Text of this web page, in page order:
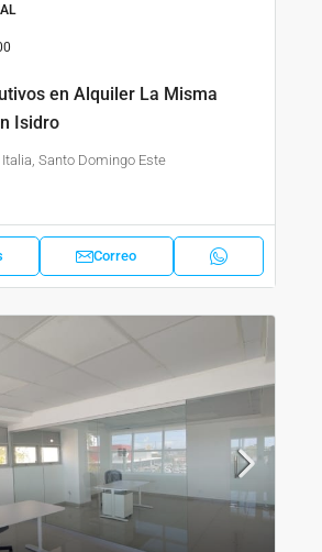
en Alquiler La Misma
Isidro
Santo Domingo Este
Correo